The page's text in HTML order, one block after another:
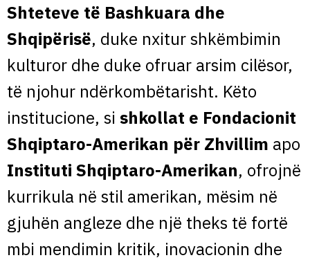
Shteteve të Bashkuara dhe
Shqipërisë, duke nxitur shkëmbimin
kulturor dhe duke ofruar arsim cilësor,
të njohur ndërkombëtarisht. Këto
institucione, si shkollat e Fondacionit
Shqiptaro-Amerikan për Zhvillim apo
Instituti Shqiptaro-Amerikan, ofrojnë
kurrikula në stil amerikan, mësim në
gjuhën angleze dhe një theks të fortë
mbi mendimin kritik, inovacionin dhe